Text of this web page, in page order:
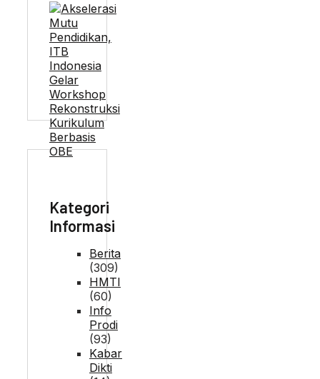
Kategori
Informasi
Berita
(309)
HMTI
(60)
Info
Prodi
(93)
Kabar
Dikti